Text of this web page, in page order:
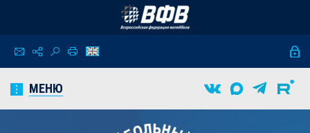
МЕНЮ